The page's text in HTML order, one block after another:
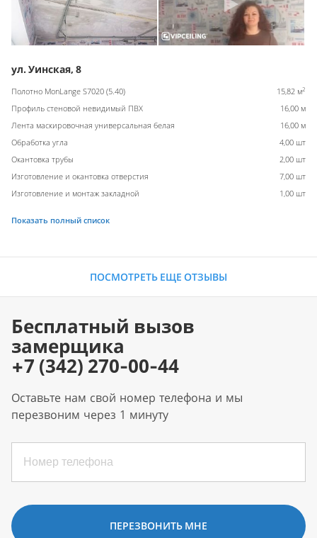
ул. Уинская, 8
Полотно MonLange S7020 (5.40) 15,82 м2
Профиль стеновой невидимый ПВХ
16,00 м
Лента маскировочная универсальная белая
16,00 м
Обработка угла
4,00 шт
Окантовка трубы
2,00 шт
Изготовление и окантовка отверстия
7,00 шт
Изготовление и монтаж закладной
1,00 шт
Показать полный список
ПОСМОТРЕТЬ ЕЩЕ ОТЗЫВЫ
Бесплатный вызов
замерщика
+7 (342) 270-00-44
Оставьте нам свой номер телефона и мы
перезвоним через 1 минуту
ПЕРЕЗВОНИТЬ МНЕ